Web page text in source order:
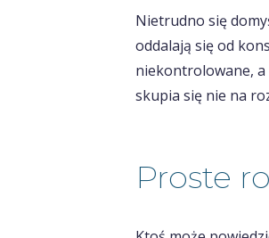
Nietrudno się
oddalają się od
niekontrolowane, a
skupia się nie na
Proste